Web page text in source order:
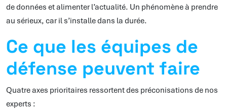
de données et alimenter l’actualité. Un phénomène à prendre
au sérieux, car il s’installe dans la durée.
Ce que les équipes de
défense peuvent faire
Quatre axes prioritaires ressortent des préconisations de nos
experts :